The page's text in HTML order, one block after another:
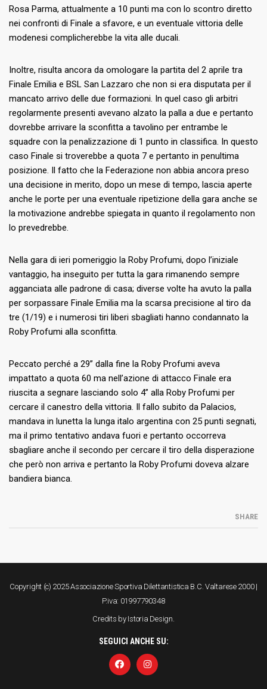
Rosa Parma, attualmente a 10 punti ma con lo scontro diretto
nei confronti di Finale a sfavore, e un eventuale vittoria delle
modenesi complicherebbe la vita alle ducali.
Inoltre, risulta ancora da omologare la partita del 2 aprile tra
Finale Emilia e BSL San Lazzaro che non si era disputata per il
mancato arrivo delle due formazioni. In quel caso gli arbitri
regolarmente presenti avevano alzato la palla a due e pertanto
dovrebbe arrivare la sconfitta a tavolino per entrambe le
squadre con la penalizzazione di 1 punto in classifica. In questo
caso Finale si troverebbe a quota 7 e pertanto in penultima
posizione. Il fatto che la Federazione non abbia ancora preso
una decisione in merito, dopo un mese di tempo, lascia aperte
anche le porte per una eventuale ripetizione della gara anche se
la motivazione andrebbe spiegata in quanto il regolamento non
lo prevedrebbe.
Nella gara di ieri pomeriggio la Roby Profumi, dopo l’iniziale
vantaggio, ha inseguito per tutta la gara rimanendo sempre
agganciata alle padrone di casa; diverse volte ha avuto la palla
per sorpassare Finale Emilia ma la scarsa precisione al tiro da
tre (1/19) e i numerosi tiri liberi sbagliati hanno condannato la
Roby Profumi alla sconfitta.
Peccato perché a 29” dalla fine la Roby Profumi aveva
impattato a quota 60 ma nell’azione di attacco Finale era
riuscita a segnare lasciando solo 4” alla Roby Profumi per
cercare il canestro della vittoria. Il fallo subito da Palacios,
mandava in lunetta la lunga italo argentina con 25 punti segnati,
ma il primo tentativo andava fuori e pertanto occorreva
sbagliare anche il secondo per cercare il tiro della disperazione
che però non arriva e pertanto la Roby Profumi doveva alzare
bandiera bianca.
SHARE
Copyright (c) 2025 Associazione Sportiva Dilettantistica B.C. Valtarese 2000 |
P.iva: 01997790348
Credits by Istoria Design.
SEGUICI ANCHE SU: